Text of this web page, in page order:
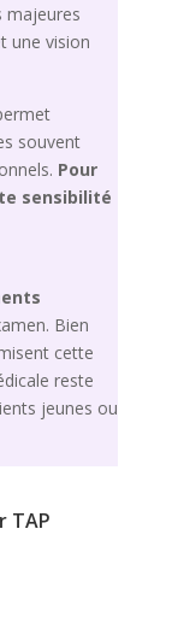
majeures
une vision
souvent
Pour
sensibilité
Bien
cette
reste
jeunes ou
TAP